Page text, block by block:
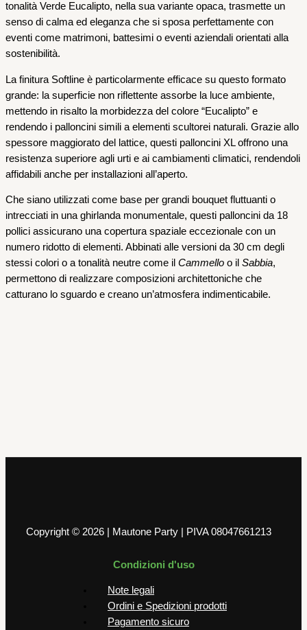
tonalità Verde Eucalipto, nella sua variante opaca, trasmette un
senso di calma ed eleganza che si sposa perfettamente con
eventi come matrimoni, battesimi o eventi aziendali orientati alla
sostenibilità.
La finitura Softline è particolarmente efficace su questo formato
grande: la superficie non riflettente assorbe la luce ambiente,
mettendo in risalto la morbidezza del colore “Eucalipto” e
rendendo i palloncini simili a elementi scultorei naturali. Grazie allo
spessore maggiorato del lattice, questi palloncini XL offrono una
resistenza superiore agli urti e ai cambiamenti climatici, rendendoli
affidabili anche per installazioni all’aperto.
Che siano utilizzati come base per grandi bouquet fluttuanti o
intrecciati in una ghirlanda monumentale, questi palloncini da 18
pollici assicurano una copertura spaziale eccezionale con un
numero ridotto di elementi. Abbinati alle versioni da 30 cm degli
stessi colori o a tonalità neutre come il Cammello o il Sabbia,
permettono di realizzare composizioni architettoniche che
catturano lo sguardo e creano un’atmosfera indimenticabile.
Copyright © 2026 | Mautone Party | PIVA 08047661213
Condizioni d'uso
Note legali
Ordini e Spedizioni prodotti
Pagamento sicuro